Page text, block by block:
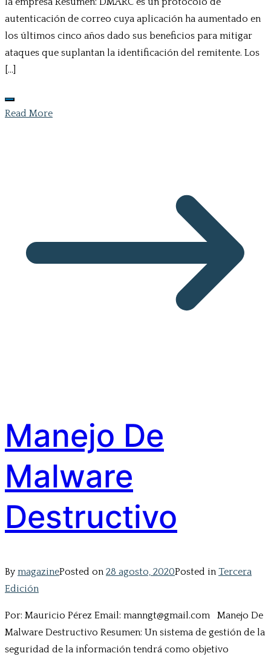
autenticación de correo cuya aplicación ha aumentado en
los últimos cinco años dado sus beneficios para mitigar
ataques que suplantan la identificación del remitente. Los
[…]
Read More
Manejo De
Malware
Destructivo
By magazinePosted on 28 agosto, 2020Posted in Tercera
Edición
Por: Mauricio Pérez Email: manngt@gmail.com Manejo De
Malware Destructivo Resumen: Un sistema de gestión de la
seguridad de la información tendrá como objetivo